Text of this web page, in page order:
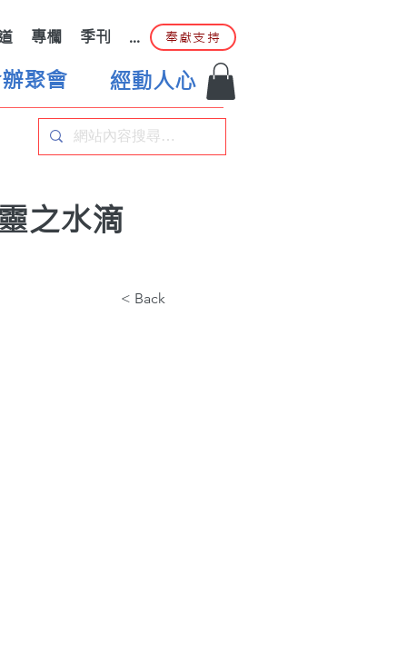
專欄 季刊 ... 奉獻支持
聚會 經動人心
之水滴
< Back